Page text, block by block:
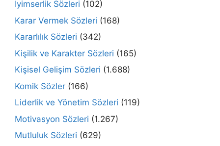
İyimserlik Sözleri (102)
Karar Vermek Sözleri (168)
Kararlılık Sözleri (342)
Kişilik ve Karakter Sözleri (165)
Kişisel Gelişim Sözleri (1.688)
Komik Sözler (166)
Liderlik ve Yönetim Sözleri (119)
Motivasyon Sözleri (1.267)
Mutluluk Sözleri (629)